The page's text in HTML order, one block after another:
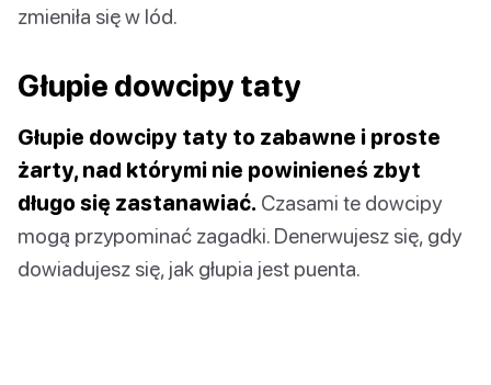
zmieniła się w lód.
Głupie dowcipy taty
Głupie dowcipy taty to zabawne i proste
żarty, nad którymi nie powinieneś zbyt
długo się zastanawiać. Czasami te dowcipy
mogą przypominać zagadki. Denerwujesz się, gdy
dowiadujesz się, jak głupia jest puenta.